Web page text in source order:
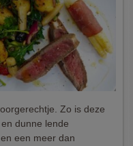
Zo is deze
dunne lende
een meer dan